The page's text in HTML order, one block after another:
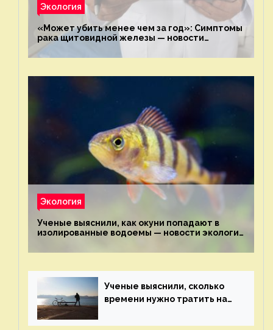
Экология
«Может убить менее чем за год»: Симптомы
рака щитовидной железы — новости
экологии на ECOportal
Экология
Ученые выяснили, как окуни попадают в
изолированные водоемы — новости экологии
Ученые выяснили, сколько
времени нужно тратить на
здоровья — новости экологии